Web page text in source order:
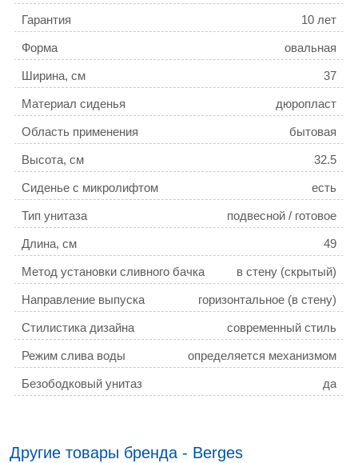
Гарантия 10 лет
Форма овальная
Ширина, см 37
Материал сиденья дюропласт
Область применения бытовая
Высота, см 32.5
Сиденье с микролифтом есть
Тип унитаза
подвесной / готовое
решение
Длина, см
49
Метод установки сливного бачка в стену (скрытый)
Направление выпуска горизонтальное (в стену)
Стилистика дизайна современный стиль
Режим слива воды
определяется механизмом
системы инсталляции
Безободковый унитаз
да
Другие товары бренда - Berges